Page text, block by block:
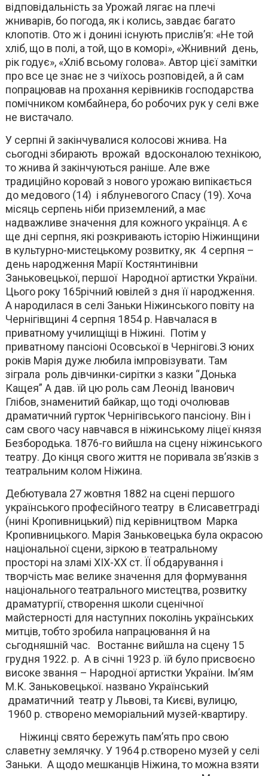
відповідальність за Урожай лягає на плечі
жниварів, бо погода, як і колись, завдає багато
клопотів. Ото ж і донині існують прислів’я: «Не той
хліб, що в полі, а той, що в коморі», «Жнивний день,
рік годує», «Хліб всьому голова». Автор цієї замітки
про все це знає не з чиїхось розповідей, а й сам
попрацював на прохання керівників господарства
помічником комбайнера, бо робочих рук у селі вже
не вистачало.
У серпні й закінчувалися колосові жнива. На
сьогодні збирають врожай вдосконалою технікою,
то жнива й закінчуються раніше. Але вже
традиційно коровай з нового урожаю випікається
до медового (14) і яблуневогого Спасу (19). Хоча
місяць серпень ніби приземлений, а має
надважливе значення для кожного українця. А є
ще дні серпня, які розкривають історію Ніжинщини
в культурно-мистецькому розвитку, як 4 серпня –
день народження Марії Костянтинівни
Заньковецької, першої Народної артистки України.
Цього року 165річний ювілей з дня її народження.
А народилася в селі Заньки Ніжинського повіту на
Чернігівщині 4 серпня 1854 р. Навчалася в
приватному училищіщі в Ніжині. Потім у
приватному пансіоні Осовської в Чернігові.З юних
років Марія дуже любила імпровізувати. Там
зіграла роль дівчинки-сирітки з казки “Донька
Кащея” А дав. їй цю роль сам Леонід Іванович
Глібов, знаменитий байкар, що тоді очолював
драматичний гурток Чернігівського пансіону. Він і
сам свого часу навчався в ніжинському ліцеї князя
Безбородька. 1876-го вийшла на сцену ніжинського
театру. До кінця свого життя не поривала зв’язків з
театральним колом Ніжина.
Дебютувала 27 жовтня 1882 на сцені першого
українського професійного театру в Єлисаветграді
(нині Кропивницький) під керівництвом Марка
Кропивницького. Марія Заньковецька була окрасою
національної сцени, зіркою в театральному
просторі на зламі XIX-XX ст. ЇЇ обдарування і
творчість має велике значення для формування
національного театрального мистецтва, розвитку
драматургії, створення школи сценічної
майстерності для наступних поколінь українських
митців, тобто зробила напрацювання й на
сьгодняшній час. Востаннє вийшла на сцену 15
грудня 1922. р. А в січні 1923 р. їй було присвоєно
високе звання – Народної артистки України. Ім’ям
М.К. Заньковецької. названо Український
драматичний театр у Львові, та Києві, вулицю,
1960 р. створено меморіальний музей-квартиру.
Ніжинці свято бережуть пам’ять про свою
славетну землячку. У 1964 р.створено музей у селі
Заньки. А щодо мешканців Ніжина, то можна взяти